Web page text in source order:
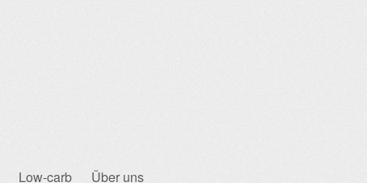
Low-carb
Über uns